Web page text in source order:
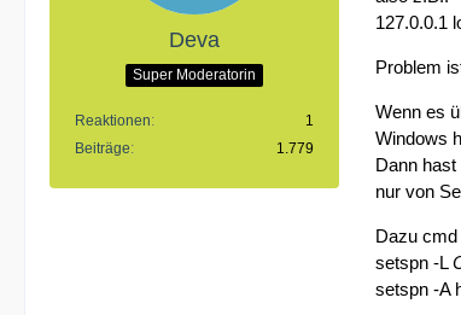
Deva
Super Moderatorin
Reaktionen
1
Beiträge
1.779
127.0.0.1
Problem
Wenn es
Windows
Dann
nur von
Dazu cmd
setspn -L
setspn -A